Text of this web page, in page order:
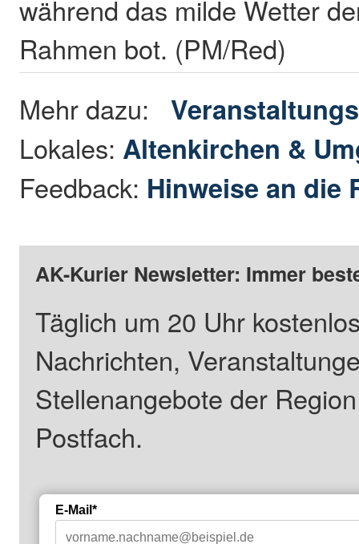
während das milde Wetter
Rahmen bot. (PM/Red)
Mehr dazu:
Lokales: Altenkirchen &
Feedback: Hinweise an die
AK-Kurier Newsletter: Immer
Täglich um 20 Uhr
Nachrichten,
Stellenangebote der
Postfach.
E-Mail*